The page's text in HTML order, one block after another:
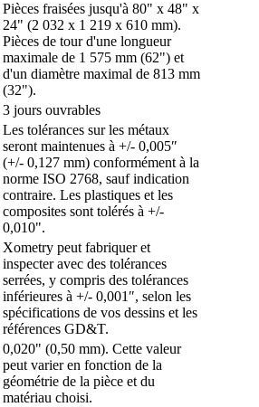
Pièces fraisées jusqu'à 80" x 48" x
24" (2 032 x 1 219 x 610 mm).
Pièces de tour d'une longueur
maximale de 1 575 mm (62") et
d'un diamètre maximal de 813 mm
(32").
3 jours ouvrables
Les tolérances sur les métaux
seront maintenues à +/- 0,005″
(+/- 0,127 mm) conformément à la
norme ISO 2768, sauf indication
contraire. Les plastiques et les
composites sont tolérés à +/-
0,010".
Xometry peut fabriquer et
inspecter avec des tolérances
serrées, y compris des tolérances
inférieures à +/- 0,001″, selon les
spécifications de vos dessins et les
références GD&T.
0,020" (0,50 mm). Cette valeur
peut varier en fonction de la
géométrie de la pièce et du
matériau choisi.